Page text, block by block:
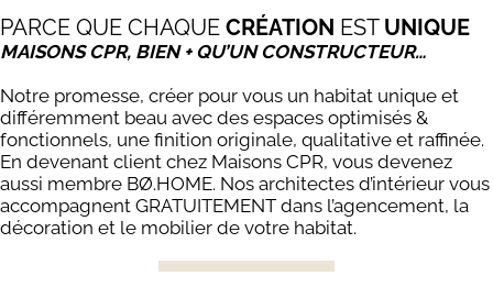
PARCE QUE CHAQUE CRÉATION EST UNIQUE
MAISONS CPR, BIEN + QU’UN CONSTRUCTEUR…
Notre promesse, créer pour vous un habitat unique et
différemment beau avec des espaces optimisés &
fonctionnels, une finition originale, qualitative et raffinée.
En devenant client chez Maisons CPR, vous devenez
aussi membre BØ.HOME. Nos architectes d’intérieur vous
accompagnent GRATUITEMENT dans l’agencement, la
décoration et le mobilier de votre habitat.